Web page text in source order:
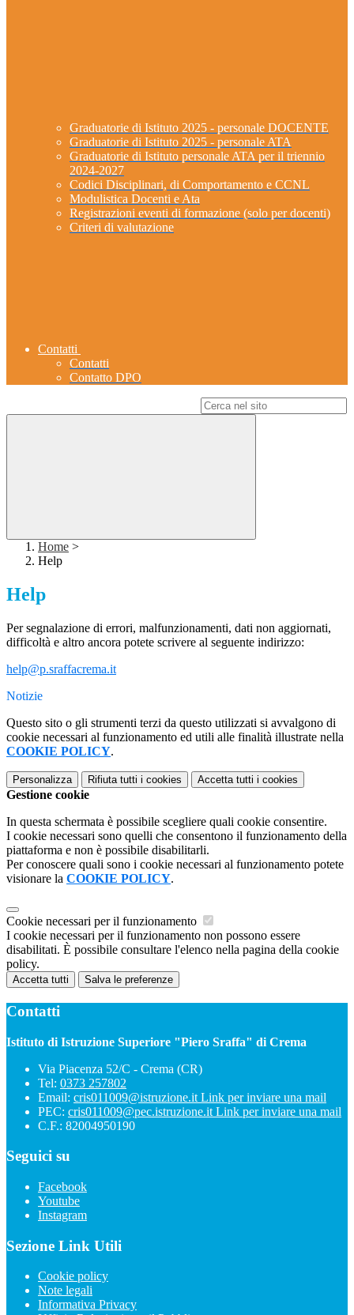
Graduatorie di Istituto 2025 - personale DOCENTE
Graduatorie di Istituto 2025 - personale ATA
Graduatorie di Istituto personale ATA per il triennio
2024-2027
Codici Disciplinari, di Comportamento e CCNL
Modulistica Docenti e Ata
Registrazioni eventi di formazione (solo per docenti)
Criteri di valutazione
Contatti
Contatti
Contatto DPO
Home >
Help
Help
Per segnalazione di errori, malfunzionamenti, dati non aggiornati,
difficoltà e altro ancora potete scrivere al seguente indirizzo:
help@p.sraffacrema.it
Notizie
Questo sito o gli strumenti terzi da questo utilizzati si avvalgono di
cookie necessari al funzionamento ed utili alle finalità illustrate nella
COOKIE POLICY.
Personalizza Rifiuta tutti i cookies Accetta tutti i cookies
Gestione cookie
In questa schermata è possibile scegliere quali cookie consentire.
I cookie necessari sono quelli che consentono il funzionamento della
piattaforma e non è possibile disabilitarli.
Per conoscere quali sono i cookie necessari al funzionamento potete
visionare la COOKIE POLICY.
Cookie necessari per il funzionamento
I cookie necessari per il funzionamento non possono essere
disabilitati. È possibile consultare l'elenco nella pagina della cookie
policy.
Accetta tutti Salva le preferenze
Contatti
Istituto di Istruzione Superiore "Piero Sraffa" di Crema
Via Piacenza 52/C - Crema (CR)
Tel: 0373 257802
Email: cris011009@istruzione.it Link per inviare una mail
PEC: cris011009@pec.istruzione.it Link per inviare una mail
C.F.: 82004950190
Seguici su
Facebook
Youtube
Instagram
Sezione Link Utili
Cookie policy
Note legali
Informativa Privacy